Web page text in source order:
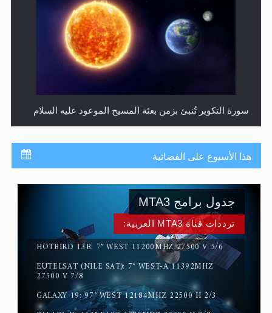
القرآن قاضٍ وحكمٌ على السنة ومهيمنٌ عليها.. ليس العكس
هذا الأسبوع على الفضائية
ترددات قناة MTA3 العربية:
HOTBIRD 13B: 7° WEST 11200MHZ 27500 V 5/6
EUTELSAT (NILE SAT): 7° WEST-A 11392MHZ
27500 V 7/8
GALAXY 19: 97° WEST 12184MHZ 22500 H 2/3
PALAPA D: 113° EAST 3880MHZ 29900 H 7/8